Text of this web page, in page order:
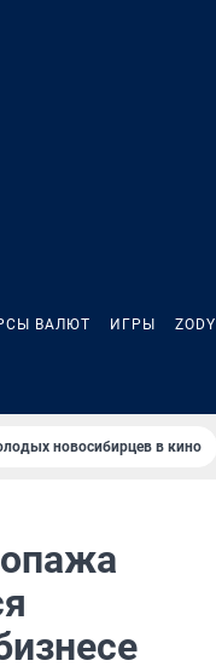
ВАЛЮТ ИГРЫ ZODY
новосибирцев в кино